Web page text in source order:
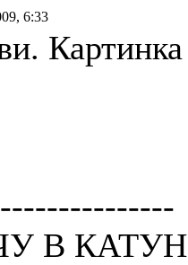
6:33
В